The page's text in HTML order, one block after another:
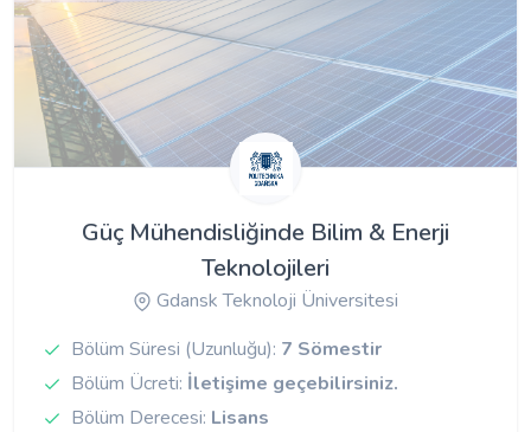
Güç Mühendisliğinde Bilim & Enerji
Teknolojileri
Gdansk Teknoloji Üniversitesi
Bölüm Süresi (Uzunluğu): 7 Sömestir
Bölüm Ücreti: İletişime geçebilirsiniz.
Bölüm Derecesi: Lisans